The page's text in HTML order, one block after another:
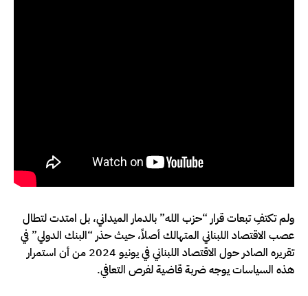
ولم تكتفِ تبعات قرار “حزب الله” بالدمار الميداني، بل امتدت لتطال
عصب الاقتصاد اللبناني المتهالك أصلاً، حيث حذر “البنك الدولي” في
تقريره الصادر حول الاقتصاد اللبناني في يونيو 2024 من أن استمرار
هذه السياسات يوجه ضربة قاضية لفرص التعافي.